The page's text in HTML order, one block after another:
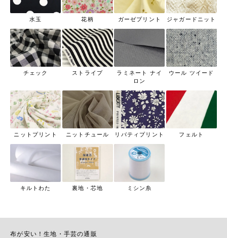
水玉 花柄 ガーゼプリント ジャガードニット
チェック ストライプ
ラミネート ナイ
ロン
ウール ツイード
ニットプリント ニットチュール リバティプリント フェルト
キルトわた 裏地・芯地 ミシン糸
布が安い！生地・手芸の通販